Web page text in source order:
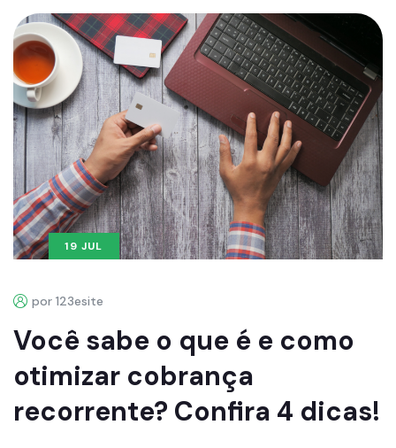
19 JUL
por 123esite
Você sabe o que é e como
otimizar cobrança
recorrente? Confira 4 dicas!